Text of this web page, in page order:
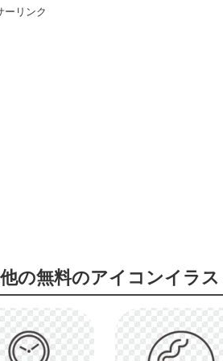
ーリンク
の無料のアイコンイラ